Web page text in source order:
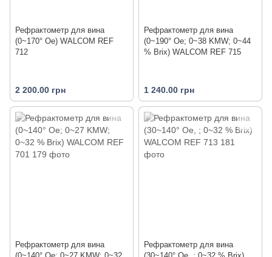
Рефрактометр для вина
(0~170° Oe) WALCOM REF
712
2 200.00 грн
Рефрактометр для вина
(0~190° Oe; 0~38 KMW; 0~44
% Brix) WALCOM REF 715
1 240.00 грн
Рефрактометр для вина
Рефрактометр для вина